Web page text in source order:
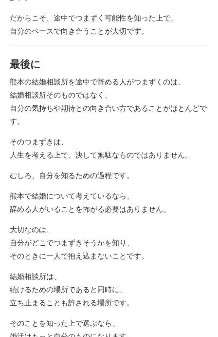
だからこそ、途中でつまずく可能性を知った上で、
自分のペースで向き合うことが大切です。
最後に
熊本の結婚相談所を途中で辞める人がつまずくのは、
結婚相談所そのものではなく、
自分の気持ちや期待との向き合い方であることがほとんどで
す。
そのつまずきは、
人生を考える上で、決して無駄なものではありません。
むしろ、自分を知るための過程です。
熊本で結婚について考えているなら、
辞める人がいることを怖がる必要はありません。
大切なのは、
自分がどこでつまずきそうかを知り、
そのときに一人で抱え込まないことです。
結婚相談所は、
続けるための場所であると同時に、
立ち止まることも許される場所です。
そのことを知った上で選ぶなら、